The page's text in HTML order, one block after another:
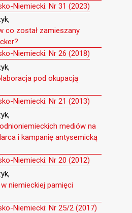
Niemiecki: Nr 31 (2023)
co został zamieszany
Niemiecki: Nr 26 (2018)
pod okupacją
Niemiecki: Nr 21 (2013)
mediów na
i kampanię antysemicką
Niemiecki: Nr 20 (2012)
w niemieckiej pamięci
Niemiecki: Nr 25/2 (2017)